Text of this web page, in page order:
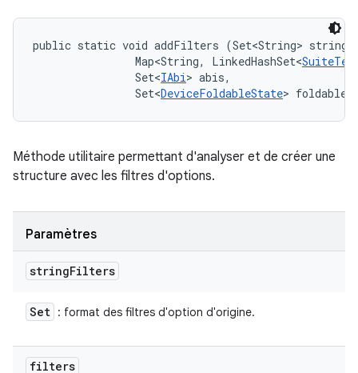
public static void addFilters (Set<String>
                Map<String, LinkedHashSet<
                Set<
IAbi> abis,
                Set<
DeviceFoldableState>
Méthode utilitaire permettant d'analyser et de créer une
structure avec les filtres d'options.
Paramètres
stringFilters
Set : format des filtres d'option d'origine.
filters